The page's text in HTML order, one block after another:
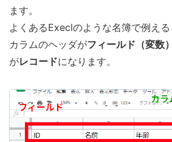
ます。
よくあるExeclのような名簿で例え
カラムのヘッダがフィールド（変数）
がレコードになります。